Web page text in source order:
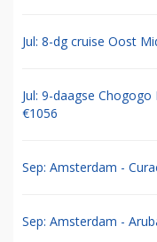
Jul: 8-dg cruise Oost
Jul: 9-daagse
€1056
Sep: Amsterdam -
Sep: Amsterdam -